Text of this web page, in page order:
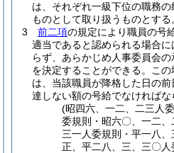
は、それぞれ一級下位の職務
ものとして取り扱うものとする
3
前二項の規定により職員の号
適当であると認められる場合
らず、あらかじめ人事委員会
を決定することができる。
こ
は、当該職員が降格した日の
達しない額の号給でなければな
(昭四六、一二、二三人
委規則・昭六〇、一二、
三一人委規則・平一八
正、平二八、三、三〇